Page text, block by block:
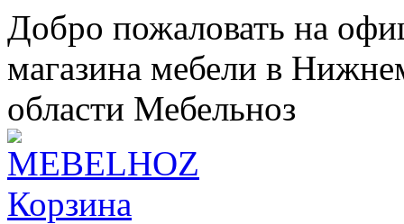
Добро пожаловать на
магазина мебели в
области Мебельноз
Корзина